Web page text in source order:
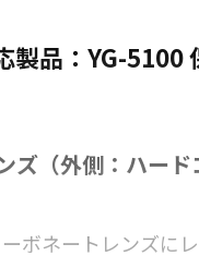
製品：YG-5100
ズ（外側：ハー
ボネートレンズに